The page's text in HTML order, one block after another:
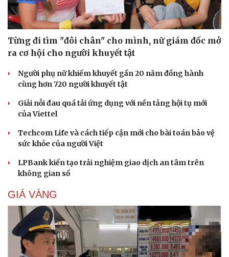
Từng đi tìm "đôi chân" cho mình, nữ giám đốc mở
ra cơ hội cho người khuyết tật
Người phụ nữ khiếm khuyết gần 20 năm đồng hành
cùng hơn 720 người khuyết tật
Giải nỗi đau quá tải ứng dụng với nền tảng hội tụ mới
của Viettel
Techcom Life và cách tiếp cận mới cho bài toán bảo vệ
sức khỏe của người Việt
LPBank kiến tạo trải nghiệm giao dịch an tâm trên
không gian số
GIÁ VÀNG